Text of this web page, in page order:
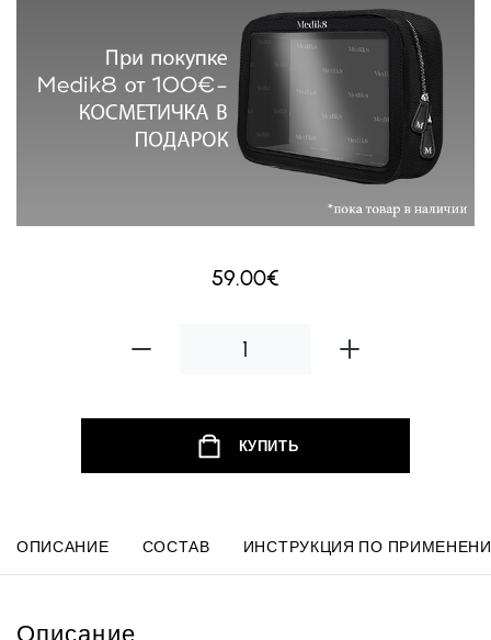
59.00€
КУПИТЬ
ОПИСАНИЕ СОСТАВ ИНСТРУКЦИЯ ПО